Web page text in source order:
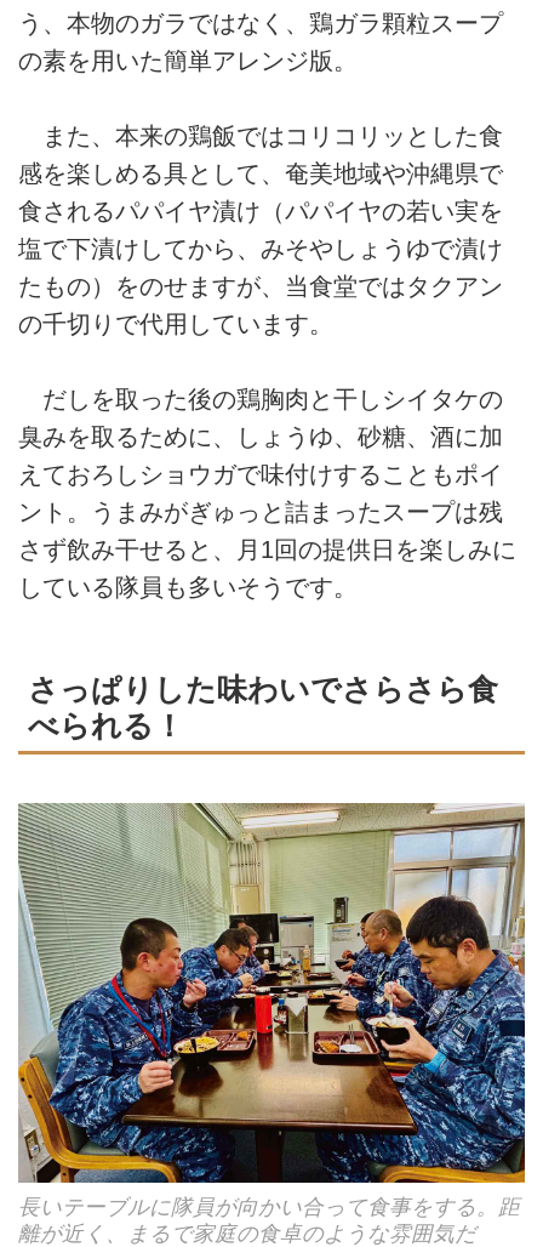
う、本物のガラではなく、鶏ガラ顆粒スープ
の素を用いた簡単アレンジ版。
また、本来の鶏飯ではコリコリッとした食
感を楽しめる具として、奄美地域や沖縄県で
食されるパパイヤ漬け（パパイヤの若い実を
塩で下漬けしてから、みそやしょうゆで漬け
たもの）をのせますが、当食堂ではタクアン
の千切りで代用しています。
だしを取った後の鶏胸肉と干しシイタケの
臭みを取るために、しょうゆ、砂糖、酒に加
えておろしショウガで味付けすることもポイ
ント。うまみがぎゅっと詰まったスープは残
さず飲み干せると、月1回の提供日を楽しみに
している隊員も多いそうです。
さっぱりした味わいでさらさら食
べられる！
長いテーブルに隊員が向かい合って食事をする。距
離が近く、まるで家庭の食卓のような雰囲気だ